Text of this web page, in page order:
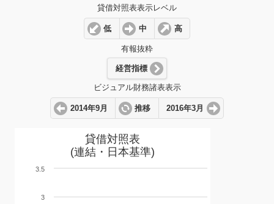
貸借対照表表示レベル
低 中 高
有報抜粋
経営指標
ビジュアル財務諸表表示
2014年9月 推移 2016年3月
貸借対照表
(連結・日本基準)
3
3.5